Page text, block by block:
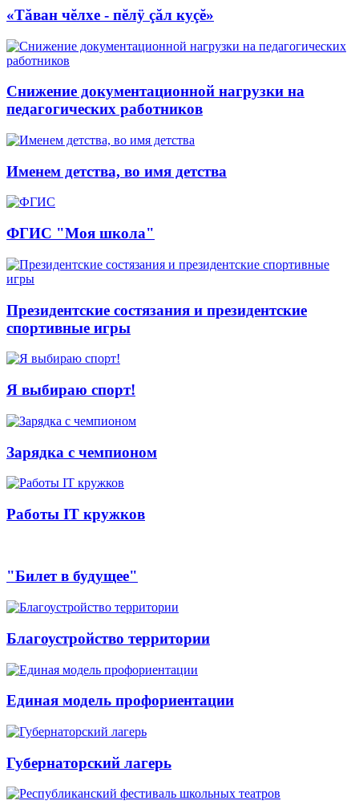
«Тăван чĕлхе - пĕлÿ çăл куçĕ»
Снижение документационной нагрузки на
педагогических работников
Именем детства, во имя детства
ФГИС "Моя школа"
Президентские состязания и президентские
спортивные игры
Я выбираю спорт!
Зарядка с чемпионом
Работы IT кружков
"Билет в будущее"
Благоустройство территории
Единая модель профориентации
Губернаторский лагерь